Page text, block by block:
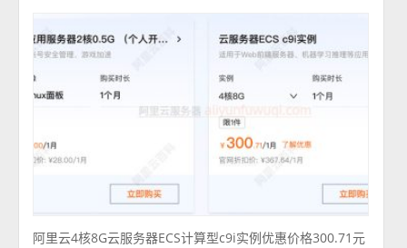
阿里云4核8G云服务器ECS计算型c9i实例优惠价格300.71元